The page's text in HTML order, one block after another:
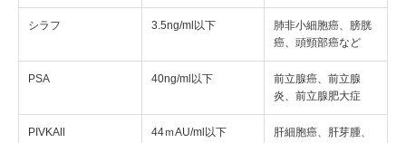
シラフ 3.5ng/ml以下
肺非小細胞癌、膀胱
癌、頭頸部癌など
PSA 40ng/ml以下
前立腺癌、前立腺
炎、前立腺肥大症
PIVKAⅡ 44ｍAU/ml以下
肝細胞癌、肝芽腫、